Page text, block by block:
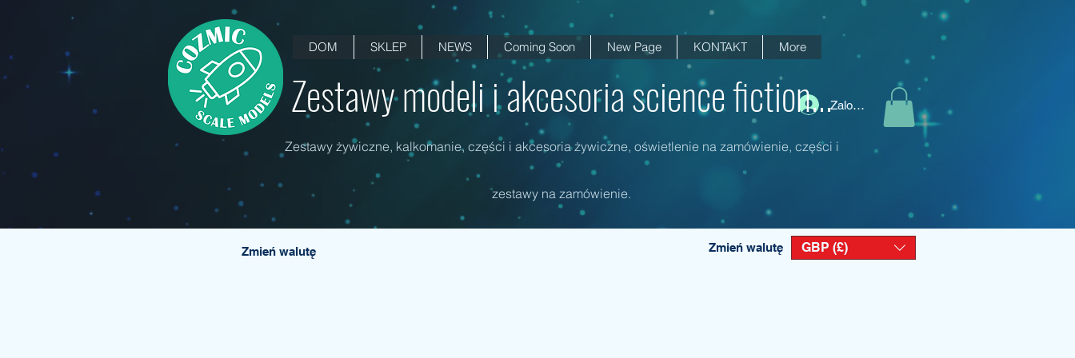
DOM SKLEP NEWS Coming Soon New Page KONTAKT More
Zaloguj się
Zestawy modeli i akcesoria science fiction...
Zestawy żywiczne, kalkomanie, części i akcesoria żywiczne, oświetlenie na zamówienie, części i
zestawy na zamówienie.
Zmień walutę Zmień walutę GBP (£)